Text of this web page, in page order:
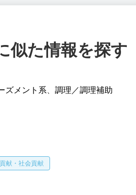
似た情報を探す
ズメント系、 調理／調理補助
献・社会貢献